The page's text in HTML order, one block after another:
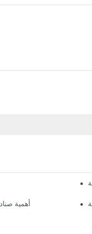
لماذا تُعدّ الصناديق ذات
أهمية